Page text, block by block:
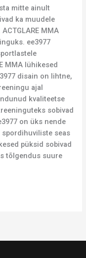
mitte ainult
ka muudele
MMA
ee3977
MMA lühikesed
disain on lihtne,
ajal
kvaliteetse
sobivad
on üks nende
seas
püksid sobivad
tõlgendus suure